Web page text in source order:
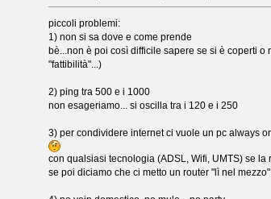
piccoli problemi:
1) non si sa dove e come prende
bè...non è poi così difficile sapere se si è coperti
"fattibilità"...)
2) ping tra 500 e i 1000
non esageriamo... si oscilla tra i 120 e i 250
3) per condividere internet ci vuole un pc always
con qualsiasi tecnologia (ADSL, Wifi, UMTS) se
se poi diciamo che ci metto un router "lì nel